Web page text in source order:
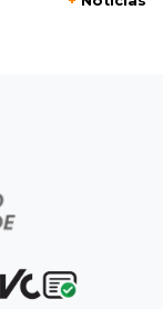
após